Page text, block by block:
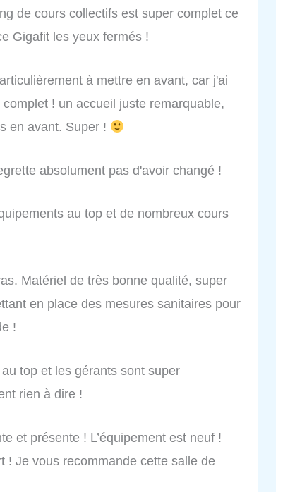
de cours collectifs est super complet ce
Gigafit les yeux fermés !
à mettre en avant, car j'ai
! un accueil juste remarquable,
en avant. Super !
absolument pas d'avoir changé !
au top et de nombreux cours
Matériel de très bonne qualité, super
en place des mesures sanitaires pour
!
top et les gérants sont super
rien à dire !
et présente ! L’équipement est neuf !
! Je vous recommande cette salle de